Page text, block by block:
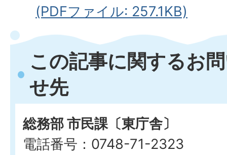
(PDFファイル: 257.1KB)
この記事に関するお
せ先
総務部 市民課〔東庁舎〕
電話番号：0748-71-2323